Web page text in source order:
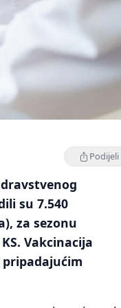
Podijeli
su 7.540
za sezonu
Vakcinacija